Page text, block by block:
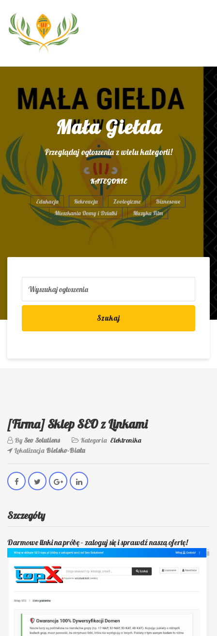
Mała Giełda
Przeglądaj ogłoszenia z wielu kategorii!
KATEGORIE
Edukacja Rekreacja Zoologiczne
Biznesowe
Mieszkania Domy i Działki
Muzyka Film
Szukaj
[Firma] Sklep SEO z Linkami
BySeo Solutions Kategoria Elektronika
Lokalizacja Bielsko-Biała
Szczegóły
Darmowe linki na próbę - zaloguj się i sprawdź naszą ofertę!